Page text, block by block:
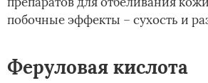
побочные эффекты – сухость и
Феруловая кислота